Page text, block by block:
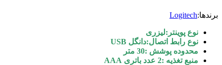
برندها:Logitech
نوع پوینتر:لیزری
نوع رابط اتصال:دانگل USB
محدوده پوشش :30 متر
منبع تغذیه :2 عدد باتری AAA